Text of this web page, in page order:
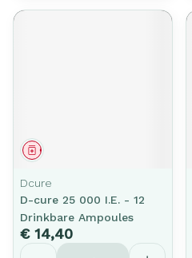
Geneesmiddel
Dcure
D-cure 25 000 I.E. - 12
Drinkbare Ampoules
€ 14,40
Aantal